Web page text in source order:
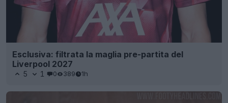
Esclusiva: filtrata la maglia pre-partita del
Liverpool 2027
5 1 0 389 1h